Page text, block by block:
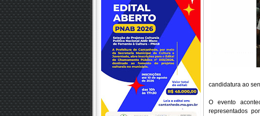
candidatura ao
O evento
representados